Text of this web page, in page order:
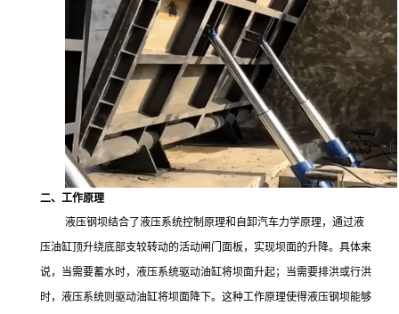
二、工作原理
液压钢坝结合了液压系统控制原理和自卸汽车力学原理，通过液
压油缸顶升绕底部支较转动的活动闸门面板，实现坝面的升降。具体来
说，当需要蓄水时，液压系统驱动油缸将坝面升起；当需要排洪或行洪
时，液压系统则驱动油缸将坝面降下。这种工作原理使得液压钢坝能够